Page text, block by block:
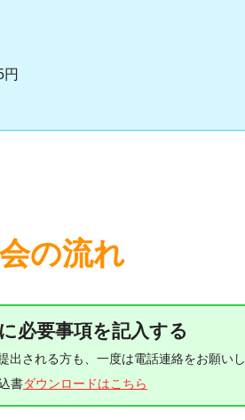
の流れ
必要事項を記入する
出される方も、一度は電話連絡をお願い
書ダウンロードはこちら